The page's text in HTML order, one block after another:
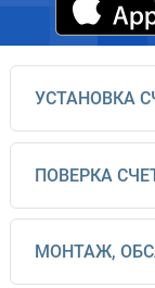
УСТАНОВКА
ПОВЕРКА
МОНТАЖ,